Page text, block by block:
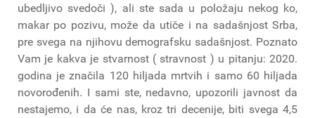
ubedljivo svedoči ), ali ste sada u položaju nekog ko,
makar po pozivu, može da utiče i na sadašnjost Srba,
pre svega na njihovu demografsku sadašnjost. Poznato
Vam je kakva je stvarnost ( stravnost ) u pitanju: 2020.
godina je značila 120 hiljada mrtvih i samo 60 hiljada
novorođenih. I sami ste, nedavno, upozorili javnost da
nestajemo, i da će nas, kroz tri decenije, biti svega 4,5